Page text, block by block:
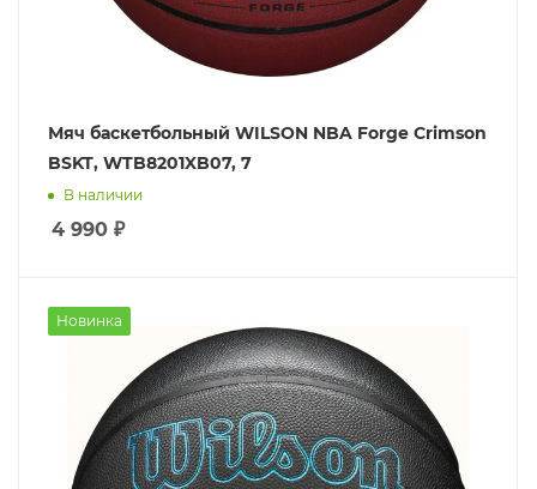
Мяч баскетбольный WILSON NBA Forge Crimson
BSKT, WTB8201XB07, 7
В наличии
4 990 ₽
Новинка